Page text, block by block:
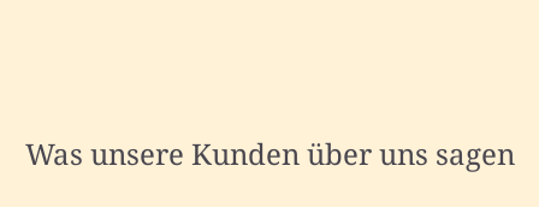
Was unsere Kunden über uns sagen